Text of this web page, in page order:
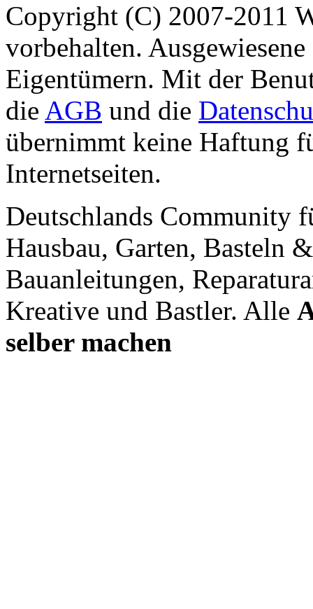
Copyright (C) 2007-2011
vorbehalten.
Eigentümern. Mit der
die AGB und die
übernimmt keine Haftung
Internetseiten.
Deutschlands Community
Hausbau, Garten, Basteln
Bauanleitungen,
Kreative und Bastler. Alle
selber machen